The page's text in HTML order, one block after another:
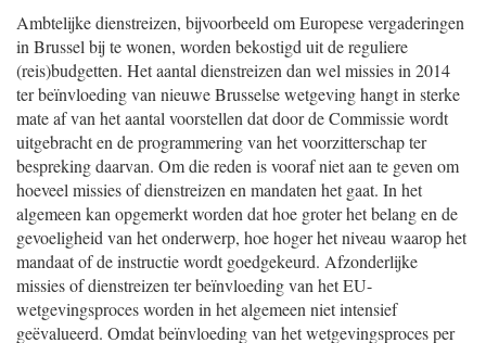
Ambtelijke dienstreizen, bijvoorbeeld om Europese vergaderingen
in Brussel bij te wonen, worden bekostigd uit de reguliere
(reis)budgetten. Het aantal dienstreizen dan wel missies in 2014
ter beïnvloeding van nieuwe Brusselse wetgeving hangt in sterke
mate af van het aantal voorstellen dat door de Commissie wordt
uitgebracht en de programmering van het voorzitterschap ter
bespreking daarvan. Om die reden is vooraf niet aan te geven om
hoeveel missies of dienstreizen en mandaten het gaat. In het
algemeen kan opgemerkt worden dat hoe groter het belang en de
gevoeligheid van het onderwerp, hoe hoger het niveau waarop het
mandaat of de instructie wordt goedgekeurd. Afzonderlijke
missies of dienstreizen ter beïnvloeding van het EU-
wetgevingsproces worden in het algemeen niet intensief
geëvalueerd. Omdat beïnvloeding van het wetgevingsproces per